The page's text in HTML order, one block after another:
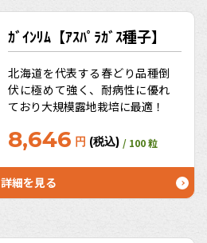
ｶﾞｲﾝﾘﾑ【ｱｽﾊﾟﾗｶﾞｽ種子】
北海道を代表する春どり品種倒
伏に極めて強く、耐病性に優れ
ており大規模露地栽培に最適！
8,646 円 (税込) / 100 粒
詳細を見る